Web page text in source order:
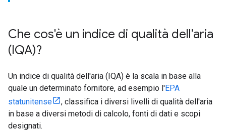
Che cos'è un indice di qualità dell'aria
(IQA)?
Un indice di qualità dell'aria (IQA) è la scala in base alla
quale un determinato fornitore, ad esempio l'EPA
statunitense
, classifica i diversi livelli di qualità dell'aria
in base a diversi metodi di calcolo, fonti di dati e scopi
designati.